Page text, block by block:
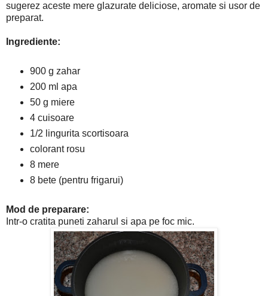
sugerez aceste mere glazurate deliciose, aromate si usor de
preparat.
Ingrediente:
900 g zahar
200 ml apa
50 g miere
4 cuisoare
1/2 lingurita scortisoara
colorant rosu
8 mere
8 bete (pentru frigarui)
Mod de preparare:
Intr-o cratita puneti zaharul si apa pe foc mic.